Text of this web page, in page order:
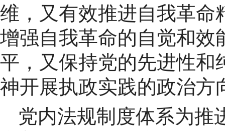
维，又有效推进自我革命
增强自我革命的自觉和效
平，又保持党的先进性和
神开展执政实践的政治方
党内法规制度体系为推